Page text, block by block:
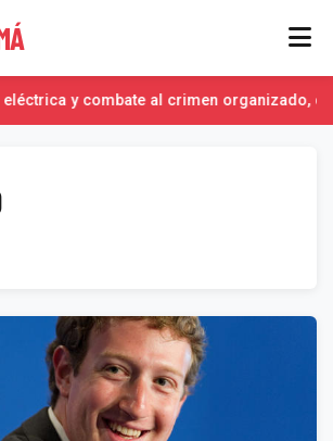
y combate al crimen organizado,